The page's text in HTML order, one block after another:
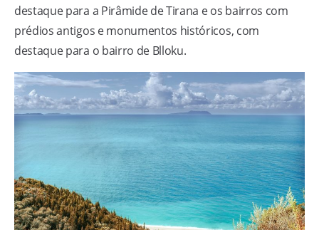
destaque para a Pirâmide de Tirana e os bairros com
prédios antigos e monumentos históricos, com
destaque para o bairro de Blloku.